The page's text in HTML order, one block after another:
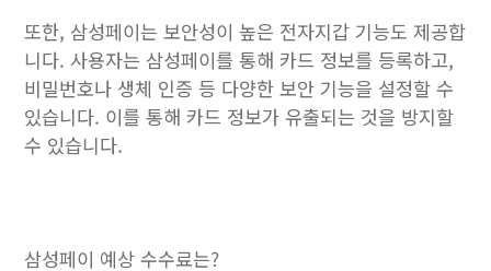
또한, 삼성페이는 보안성이 높은 전자지갑 기능도 제공합
니다. 사용자는 삼성페이를 통해 카드 정보를 등록하고,
비밀번호나 생체 인증 등 다양한 보안 기능을 설정할 수
있습니다. 이를 통해 카드 정보가 유출되는 것을 방지할
수 있습니다.
삼성페이 예상 수수료는?